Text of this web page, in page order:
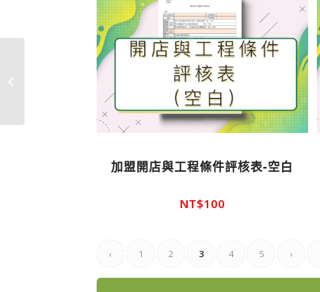
加盟開店與工程條件評核表-空白
NT$100
‹ 1 2 3 4 5 ›
國際授權準備事項與執